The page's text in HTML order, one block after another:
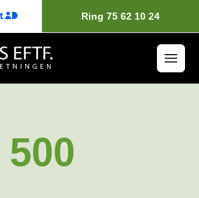
Ring 75 62 10 24
500